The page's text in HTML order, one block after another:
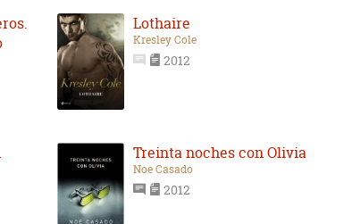
Lothaire
Kresley Cole
2012
Treinta noches con Olivia
Noe Casado
2012